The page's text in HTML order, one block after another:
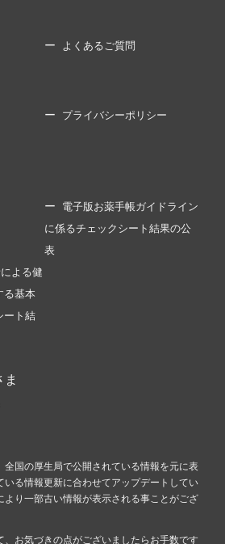
よくあるご質問
プライバシーポリシー
電子版お薬手帳ガイドライン
に係るチェックシート結果の公
表
よる健
る基本
ート結
ま
全国の厚生局で公開されている情報を元に表
いる情報更新に合わせてアップデートしてい
より一部古い情報が表示される事ことがござ
、お気づきの点がございましたらお手数です